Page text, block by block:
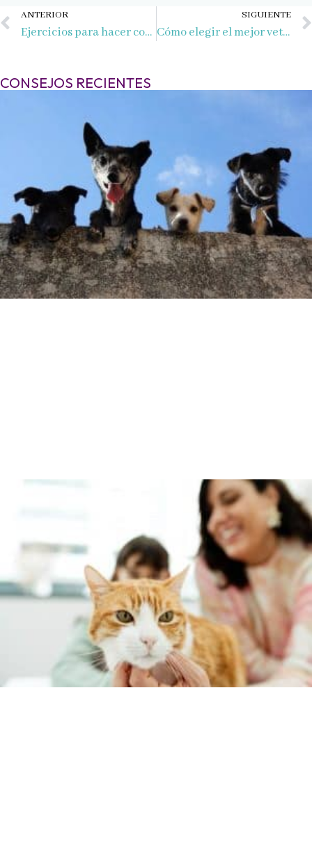
Ant
ANTERIOR
Ejercicios para hacer con tu mascota en casa
SIGUIENTE
Cómo elegir el mejor veterinario en Pamplona
CONSEJOS RECIENTES